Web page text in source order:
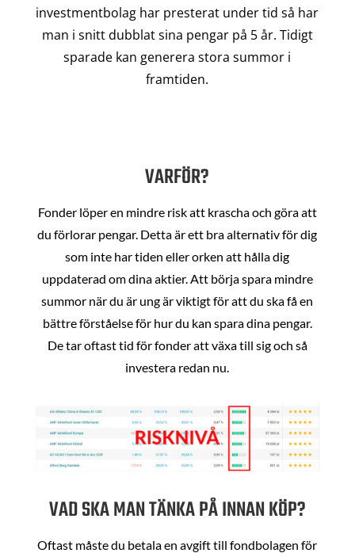
investmentbolag har presterat under tid så har
man i snitt dubblat sina pengar på 5 år. Tidigt
sparade kan generera stora summor i
framtiden.
VARFÖR?
Fonder löper en mindre risk att krascha och göra att
du förlorar pengar. Detta är ett bra alternativ för dig
som inte har tiden eller orken att hålla dig
uppdaterad om dina aktier. Att börja spara mindre
summor när du är ung är viktigt för att du ska få en
bättre förståelse för hur du kan spara dina pengar.
De tar oftast tid för fonder att växa till sig och så
investera redan nu.
VAD SKA MAN TÄNKA PÅ INNAN KÖP?
Oftast måste du betala en avgift till fondbolagen för